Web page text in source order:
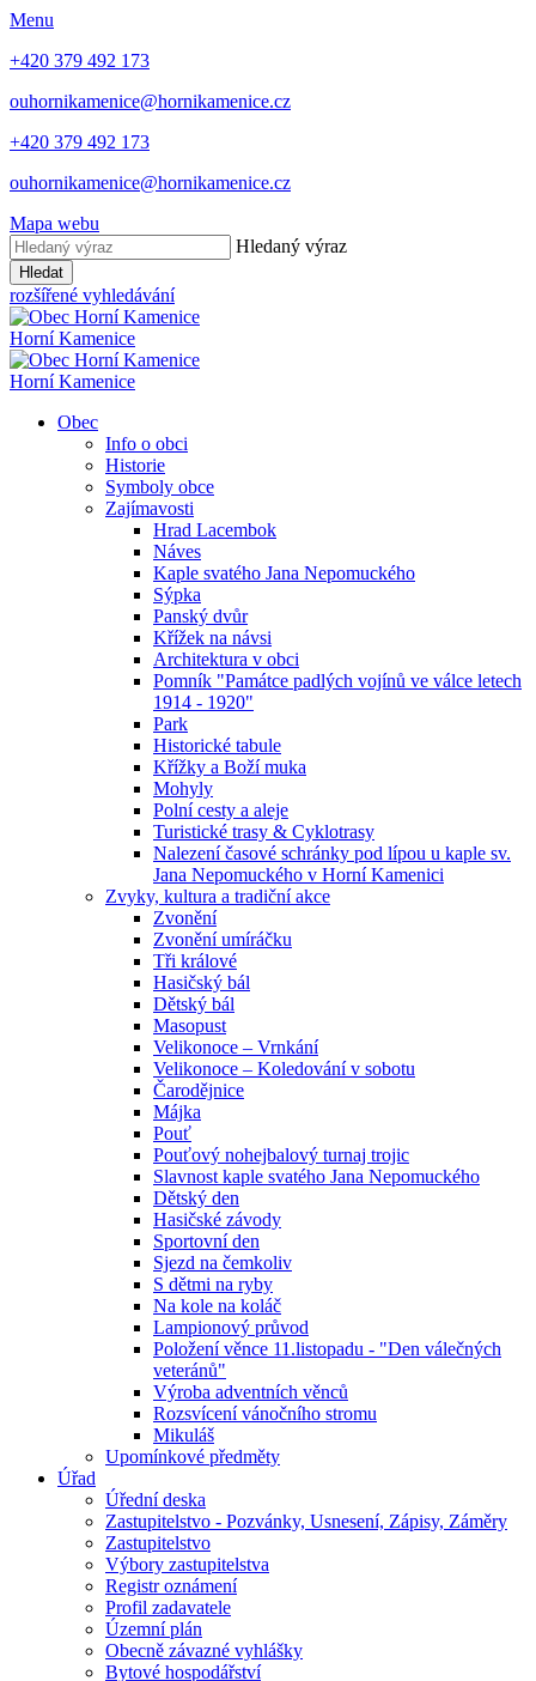
Menu
+420 379 492 173
ouhornikamenice@hornikamenice.cz
+420 379 492 173
ouhornikamenice@hornikamenice.cz
Mapa webu
Hledaný výraz
Hledat
rozšířené vyhledávání
Horní Kamenice
Horní Kamenice
Obec
Info o obci
Historie
Symboly obce
Zajímavosti
Hrad Lacembok
Náves
Kaple svatého Jana Nepomuckého
Sýpka
Panský dvůr
Křížek na návsi
Architektura v obci
Pomník "Památce padlých vojínů ve válce letech
1914 - 1920"
Park
Historické tabule
Křížky a Boží muka
Mohyly
Polní cesty a aleje
Turistické trasy & Cyklotrasy
Nalezení časové schránky pod lípou u kaple sv.
Jana Nepomuckého v Horní Kamenici
Zvyky, kultura a tradiční akce
Zvonění
Zvonění umíráčku
Tři králové
Hasičský bál
Dětský bál
Masopust
Velikonoce – Vrnkání
Velikonoce – Koledování v sobotu
Čarodějnice
Májka
Pouť
Pouťový nohejbalový turnaj trojic
Slavnost kaple svatého Jana Nepomuckého
Dětský den
Hasičské závody
Sportovní den
Sjezd na čemkoliv
S dětmi na ryby
Na kole na koláč
Lampionový průvod
Položení věnce 11.listopadu - "Den válečných
veteránů"
Výroba adventních věnců
Rozsvícení vánočního stromu
Mikuláš
Upomínkové předměty
Úřad
Úřední deska
Zastupitelstvo - Pozvánky, Usnesení, Zápisy, Záměry
Zastupitelstvo
Výbory zastupitelstva
Registr oznámení
Profil zadavatele
Územní plán
Obecně závazné vyhlášky
Bytové hospodářství